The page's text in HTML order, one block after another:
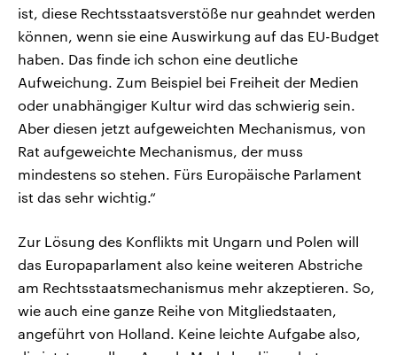
ist, diese Rechtsstaatsverstöße nur geahndet werden
können, wenn sie eine Auswirkung auf das EU-Budget
haben. Das finde ich schon eine deutliche
Aufweichung. Zum Beispiel bei Freiheit der Medien
oder unabhängiger Kultur wird das schwierig sein.
Aber diesen jetzt aufgeweichten Mechanismus, von
Rat aufgeweichte Mechanismus, der muss
mindestens so stehen. Fürs Europäische Parlament
ist das sehr wichtig.“
Zur Lösung des Konflikts mit Ungarn und Polen will
das Europaparlament also keine weiteren Abstriche
am Rechtsstaatsmechanismus mehr akzeptieren. So,
wie auch eine ganze Reihe von Mitgliedstaaten,
angeführt von Holland. Keine leichte Aufgabe also,